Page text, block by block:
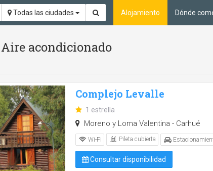
Todas las ciudades Alojamiento Dónde
acondicionado
Complejo Levalle
1 estrella
Moreno y Loma Valentina - Carhué
Wi-Fi Pileta cubierta
Consultar disponibilidad